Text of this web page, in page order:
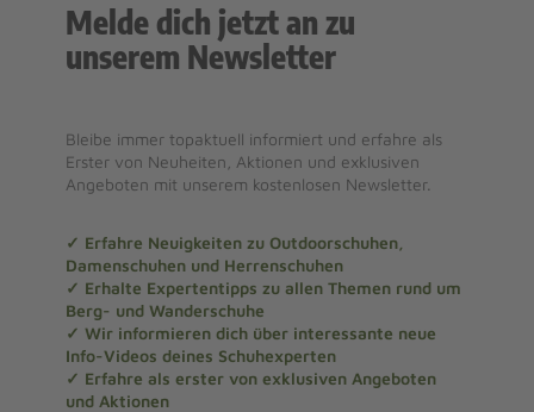
Melde dich jetzt an zu
unserem Newsletter
Bleibe immer topaktuell informiert und erfahre als
Erster von Neuheiten, Aktionen und exklusiven
Angeboten mit unserem kostenlosen Newsletter.
✓ Erfahre Neuigkeiten zu Outdoorschuhen,
Damenschuhen und Herrenschuhen
✓ Erhalte Expertentipps zu allen Themen rund um
Berg- und Wanderschuhe
✓ Wir informieren dich über interessante neue
Info-Videos deines Schuhexperten
✓ Erfahre als erster von exklusiven Angeboten
und Aktionen